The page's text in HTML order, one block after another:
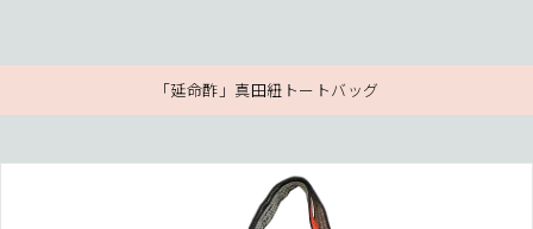
「延命酢」真田紐トートバッグ